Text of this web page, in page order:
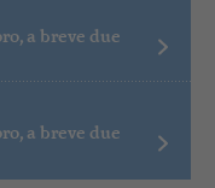
a breve due
a breve due